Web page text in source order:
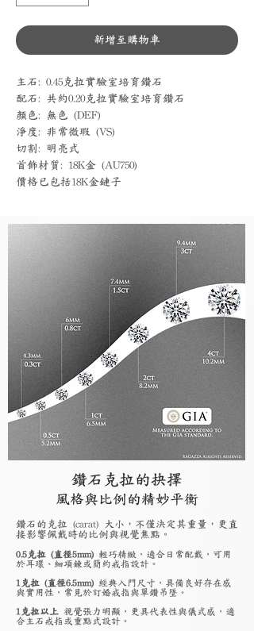
新增至購物車
主石: 0.45克拉實驗室培育鑽石
配石: 共約0.20克拉實驗室培育鑽石
顏色: 無色 (DEF)
淨度: 非常微瑕 (VS)
切割: 明亮式
首飾材質: 18K金 (AU750)
價格已包括18K金鏈子
鑽石克拉的抉擇
風格與比例的精妙平衡
鑽石的克拉 (carat) 大小，不僅決定其重量，更直
接影響佩戴時的比例與視覺焦點。
0.5克拉 (直徑5mm) 輕巧精緻，適合日常配戴，可用
於耳環、細項鍊或簡約戒指設計。
1克拉 (直徑6.5mm) 經典入門尺寸，具備良好存在感
與實用性，常見於訂婚戒指與單鑽吊墜。
1克拉以上 視覺張力明顯，更具代表性與儀式感，適
合主石戒指或重點式設計。